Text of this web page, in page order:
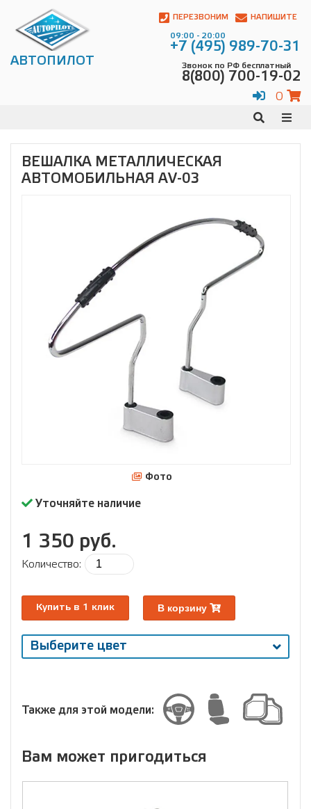
АВТОПИЛОТ
ПЕРЕЗВОНИМ НАПИШИТЕ
09:00 - 20:00
+7 (495) 989-70-31
Звонок по РФ бесплатный
8(800) 700-19-02
0
ВЕШАЛКА МЕТАЛЛИЧЕСКАЯ
АВТОМОБИЛЬНАЯ AV-03
Уточняйте наличие
1 350 руб.
Количество:
Купить в 1 клик В корзину
Фото
Выберите цвет
Выберите
Также для этой модели:
Вам может пригодиться
Контакты:
Адрес:
Чагинская
700-
Телефон: +7